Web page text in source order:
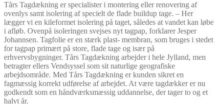
Tårs Tagdækning er specialister i montering eller renovering af
ovenlys samt isolering af specielt de flade buildup tage. – Her
lægger vi en kileformet isolering på taget, således at vandet kan løbe
i afløb. Ovenpå isoleringen svejses nyt tagpap, forklarer Jesper
Johannsen. Tagfolie er en stærk plast- membran, som bruges i stedet
for tagpap primært på store, flade tage og især på
erhvervsbygninger. Tårs Tagdækning arbejder i hele Jylland, men
betragter ellers Vendsyssel som sit naturlige geografiske
arbejdsområde. Med Tårs Tagdækning er kunden sikret en
fagmæssig korrekt udførelse af arbejdet. At være tagdækker er nu
godkendt som en håndværksmæssig uddannelse, der tager to og et
halvt år.